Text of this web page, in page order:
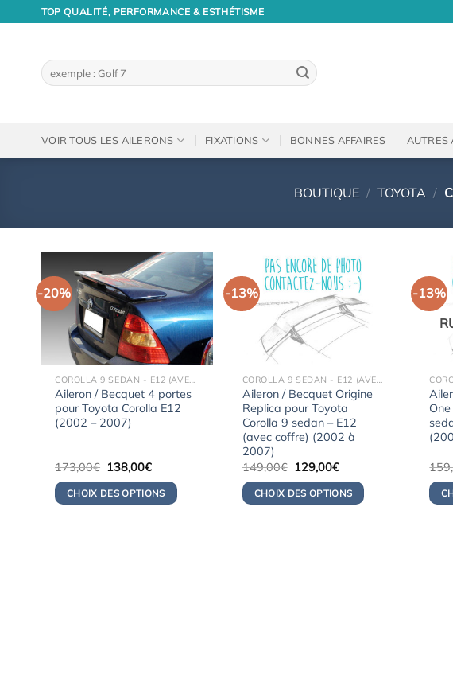
TOP QUALITÉ, PERFORMANCE & ESTHÉTISME
Recherche
pour :
VOIR TOUS LES AILERONS FIXATIONS BONNES AFFAIRES AUTRES
BOUTIQUE / TOYOTA /
-20%
Aileron / Becquet 4 portes
pour Toyota Corolla E12
(2002 – 2007)
173,00€ Le
initial
était :
138,00€Le
actuel
est :
CHOIX DES OPTIONS
-13%
Aileron / Becquet Origine
Replica pour Toyota
Corolla 9 sedan – E12
(avec coffre) (2002 à
2007)
149,00€ Le
initial
était :
129,00€Le
actuel
est :
CHOIX DES OPTIONS
-13%